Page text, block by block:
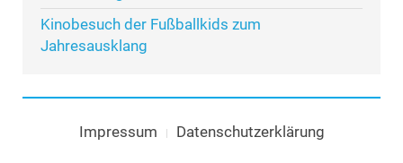
Kinobesuch der Fußballkids zum
Jahresausklang
Impressum Datenschutzerklärung